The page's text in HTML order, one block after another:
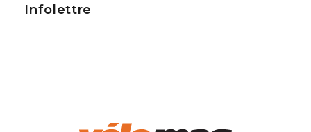
Infolettre